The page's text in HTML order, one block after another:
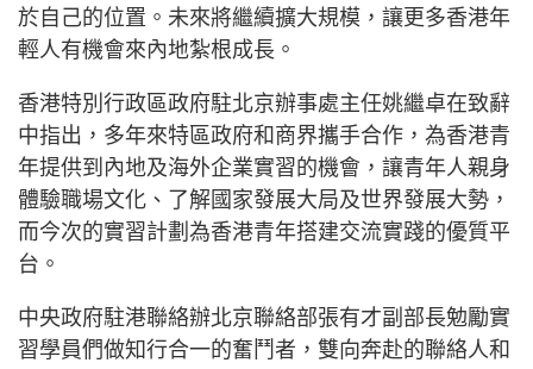
於自己的位置。未來將繼續擴大規模，讓更多香港年
輕人有機會來內地紮根成長。
香港特別行政區政府駐北京辦事處主任姚繼卓在致辭
中指出，多年來特區政府和商界攜手合作，為香港青
年提供到內地及海外企業實習的機會，讓青年人親身
體驗職場文化、了解國家發展大局及世界發展大勢，
而今次的實習計劃為香港青年搭建交流實踐的優質平
台。
中央政府駐港聯絡辦北京聯絡部張有才副部長勉勵實
習學員們做知行合一的奮鬥者，雙向奔赴的聯絡人和